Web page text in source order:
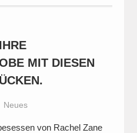
MIT DIESEN
Neues
von Rachel Zane